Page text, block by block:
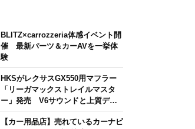
BLITZ×carrozzeria体感イベント開
催 最新パーツ＆カーAVを一挙体
験
HKSがレクサスGX550用マフラー
「リーガマックストレイルマスタ
ー」発売 V6サウンドと上質デザ
インを両立
【カー用品店】売れているカーナビ